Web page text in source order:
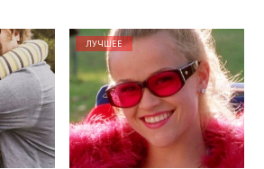
ЛУЧШЕЕ